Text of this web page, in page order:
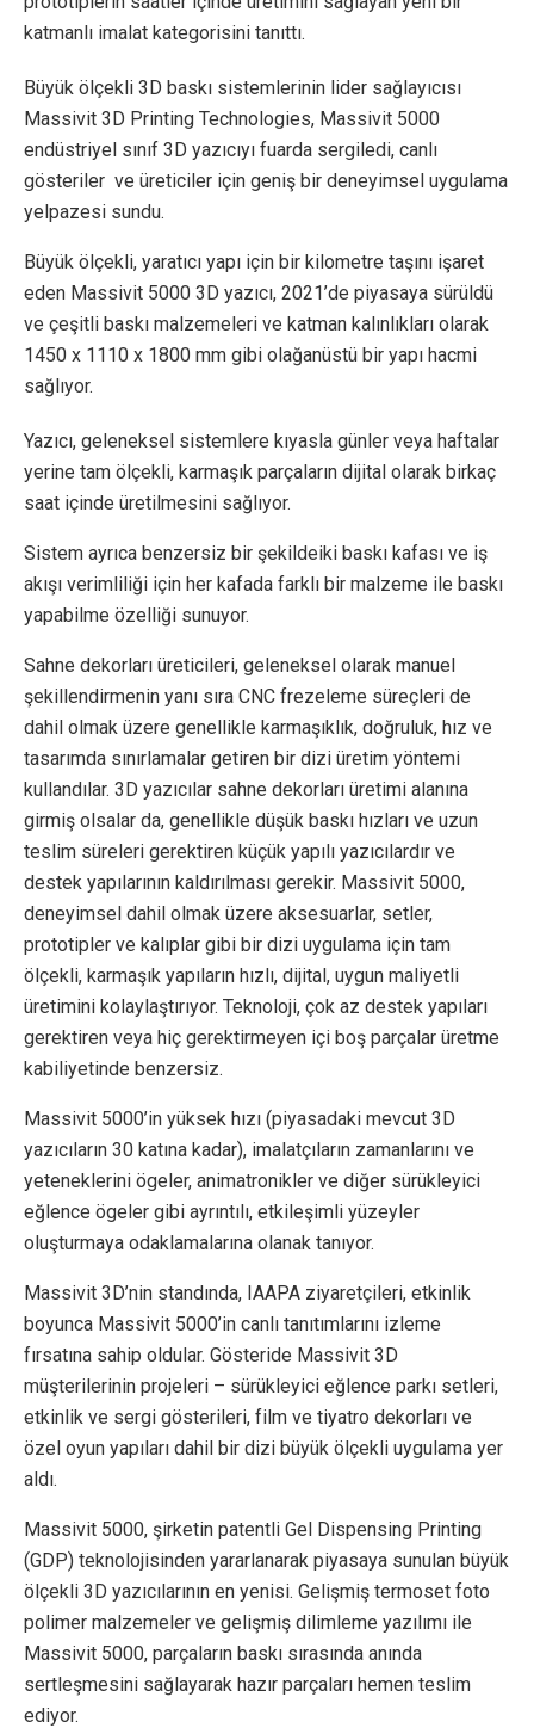
katmanlı imalat kategorisini tanıttı.
Büyük ölçekli 3D baskı sistemlerinin lider sağlayıcısı
Massivit 3D Printing Technologies, Massivit 5000
endüstriyel sınıf 3D yazıcıyı fuarda sergiledi, canlı
gösteriler ve üreticiler için geniş bir deneyimsel uygulama
yelpazesi sundu.
Büyük ölçekli, yaratıcı yapı için bir kilometre taşını işaret
eden Massivit 5000 3D yazıcı, 2021’de piyasaya sürüldü
ve çeşitli baskı malzemeleri ve katman kalınlıkları olarak
1450 x 1110 x 1800 mm gibi olağanüstü bir yapı hacmi
sağlıyor.
Yazıcı, geleneksel sistemlere kıyasla günler veya haftalar
yerine tam ölçekli, karmaşık parçaların dijital olarak birkaç
saat içinde üretilmesini sağlıyor.
Sistem ayrıca benzersiz bir şekildeiki baskı kafası ve iş
akışı verimliliği için her kafada farklı bir malzeme ile baskı
yapabilme özelliği sunuyor.
Sahne dekorları üreticileri, geleneksel olarak manuel
şekillendirmenin yanı sıra CNC frezeleme süreçleri de
dahil olmak üzere genellikle karmaşıklık, doğruluk, hız ve
tasarımda sınırlamalar getiren bir dizi üretim yöntemi
kullandılar. 3D yazıcılar sahne dekorları üretimi alanına
girmiş olsalar da, genellikle düşük baskı hızları ve uzun
teslim süreleri gerektiren küçük yapılı yazıcılardır ve
destek yapılarının kaldırılması gerekir. Massivit 5000,
deneyimsel dahil olmak üzere aksesuarlar, setler,
prototipler ve kalıplar gibi bir dizi uygulama için tam
ölçekli, karmaşık yapıların hızlı, dijital, uygun maliyetli
üretimini kolaylaştırıyor. Teknoloji, çok az destek yapıları
gerektiren veya hiç gerektirmeyen içi boş parçalar üretme
kabiliyetinde benzersiz.
Massivit 5000’in yüksek hızı (piyasadaki mevcut 3D
yazıcıların 30 katına kadar), imalatçıların zamanlarını ve
yeteneklerini ögeler, animatronikler ve diğer sürükleyici
eğlence ögeler gibi ayrıntılı, etkileşimli yüzeyler
oluşturmaya odaklamalarına olanak tanıyor.
Massivit 3D’nin standında, IAAPA ziyaretçileri, etkinlik
boyunca Massivit 5000’in canlı tanıtımlarını izleme
fırsatına sahip oldular. Gösteride Massivit 3D
müşterilerinin projeleri – sürükleyici eğlence parkı setleri,
etkinlik ve sergi gösterileri, film ve tiyatro dekorları ve
özel oyun yapıları dahil bir dizi büyük ölçekli uygulama yer
aldı.
Massivit 5000, şirketin patentli Gel Dispensing Printing
(GDP) teknolojisinden yararlanarak piyasaya sunulan büyük
ölçekli 3D yazıcılarının en yenisi. Gelişmiş termoset foto
polimer malzemeler ve gelişmiş dilimleme yazılımı ile
Massivit 5000, parçaların baskı sırasında anında
sertleşmesini sağlayarak hazır parçaları hemen teslim
ediyor.